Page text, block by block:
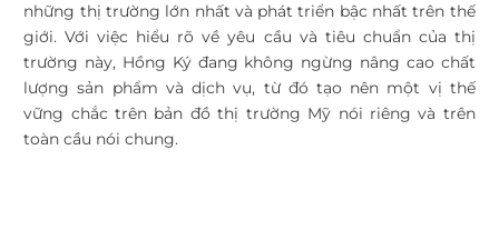
những thị trường lớn nhất và phát triển bậc nhất trên thế
giới. Với việc hiểu rõ về yêu cầu và tiêu chuẩn của thị
trường này, Hồng Ký đang không ngừng nâng cao chất
lượng sản phẩm và dịch vụ, từ đó tạo nên một vị thế
vững chắc trên bản đồ thị trường Mỹ nói riêng và trên
toàn cầu nói chung.